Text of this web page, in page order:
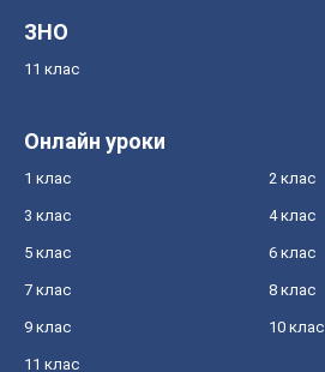
ЗНО
11 клас
Онлайн уроки
1 клас 2 клас
3 клас 4 клас
5 клас 6 клас
7 клас 8 клас
9 клас 10 клас
11 клас